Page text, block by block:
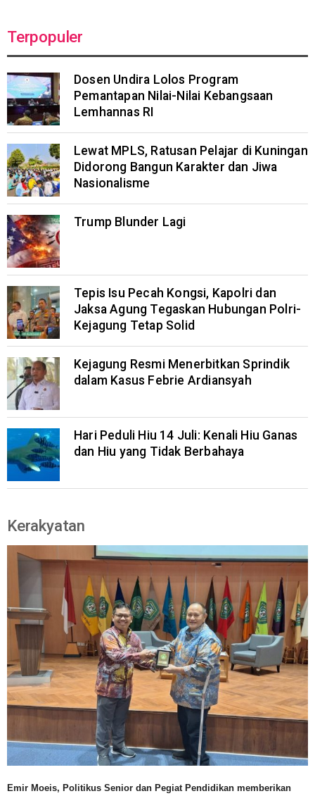
Terpopuler
Dosen Undira Lolos Program
Pemantapan Nilai-Nilai Kebangsaan
Lemhannas RI
Lewat MPLS, Ratusan Pelajar di Kuningan
Didorong Bangun Karakter dan Jiwa
Nasionalisme
Trump Blunder Lagi
Tepis Isu Pecah Kongsi, Kapolri dan
Jaksa Agung Tegaskan Hubungan Polri-
Kejagung Tetap Solid
Kejagung Resmi Menerbitkan Sprindik
dalam Kasus Febrie Ardiansyah
Hari Peduli Hiu 14 Juli: Kenali Hiu Ganas
dan Hiu yang Tidak Berbahaya
Kerakyatan
Emir Moeis, Politikus Senior dan Pegiat Pendidikan memberikan